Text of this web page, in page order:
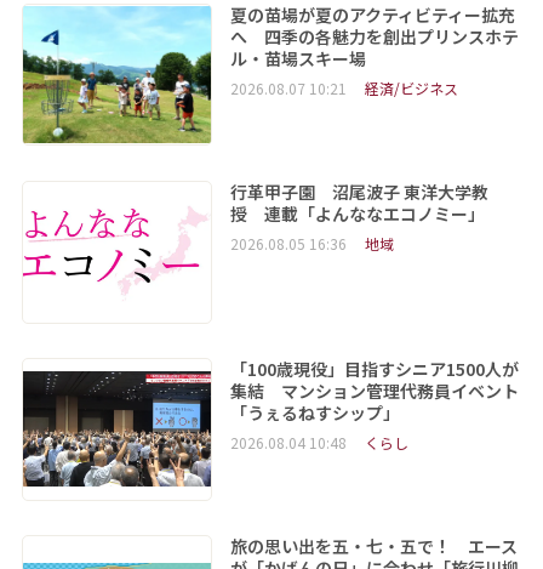
夏の苗場が夏のアクティビティー拡充
へ 四季の各魅力を創出プリンスホテ
ル・苗場スキー場
2026.08.07 10:21 経済/ビジネス
行革甲子園 沼尾波子 東洋大学教
授 連載「よんななエコノミー」
2026.08.05 16:36 地域
「100歳現役」目指すシニア1500人が
集結 マンション管理代務員イベント
「うぇるねすシップ」
2026.08.04 10:48 くらし
旅の思い出を五・七・五で！ エース